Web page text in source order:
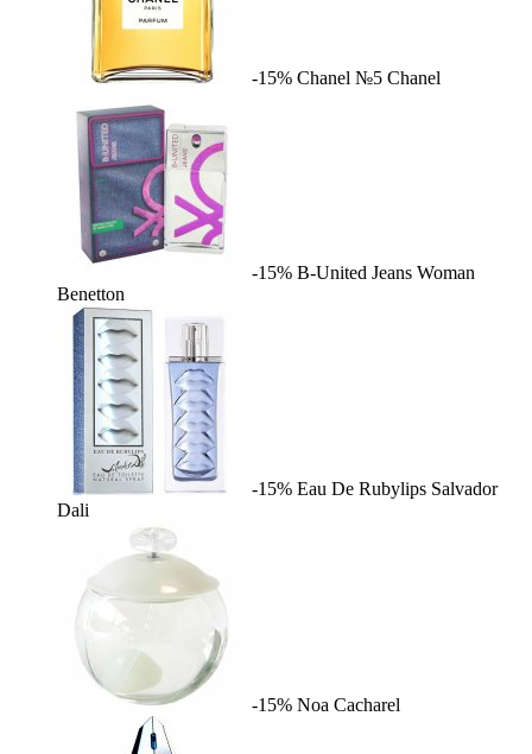
-15% Chanel №5 Chanel
-15% B-United Jeans Woman
Benetton
-15% Eau De Rubylips Salvador
Dali
-15% Noa Cacharel